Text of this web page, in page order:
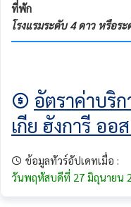
ที่พัก
โรงแรมระดับ 4 ดาว หรือร
อัตราค่าบริก
เกีย ฮังการี ออ
ข้อมูลทัวร์อัปเดทเมื่อ :
วันพฤหัสบดีที่ 27 มิถุนายน